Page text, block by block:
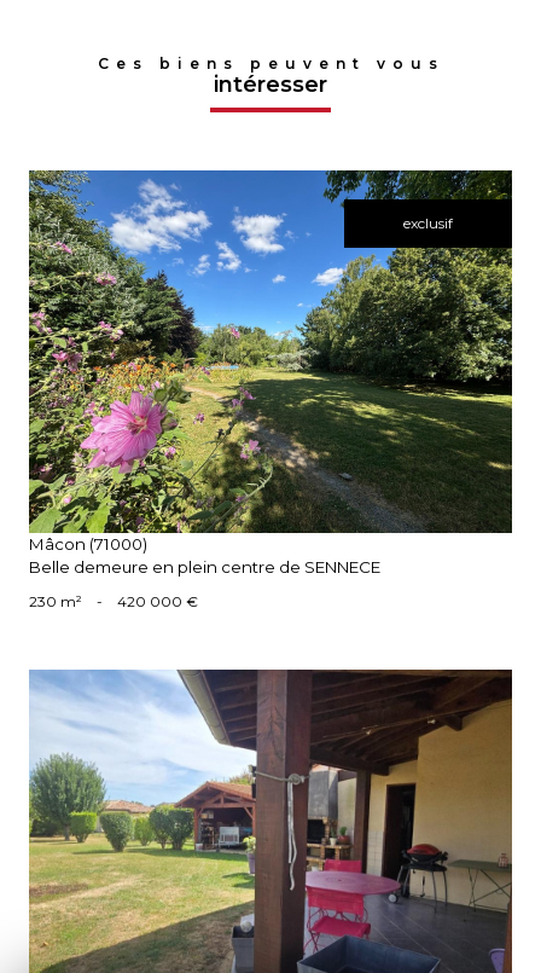
Ces biens peuvent vous
intéresser
exclusif
voir le bien
Mâcon (71000)
Belle demeure en plein centre de SENNECE
230 m² - 420 000 €
voir le bien